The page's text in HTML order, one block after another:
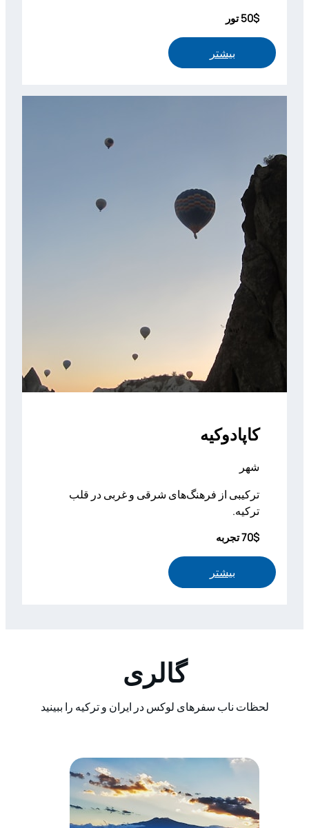
50$ تور
بیشتر
کاپادوکیه
شهر
ترکیبی از فرهنگ‌های شرقی و غربی در قلب
ترکیه.
70$ تجربه
بیشتر
گالری
لحظات ناب سفرهای لوکس در ایران و ترکیه را ببینید